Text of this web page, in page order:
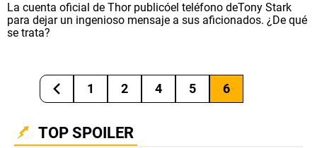
Política Editorial
Ad Choices
Todos los derechos reservados.
La cuenta oficial de Thor publicóel teléfono deTony Stark
para dejar un ingenioso mensaje a sus aficionados. ¿De qué
se trata?
1 2 4 5 6
TOP SPOILER